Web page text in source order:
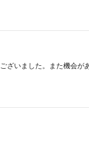
いました。また機会が